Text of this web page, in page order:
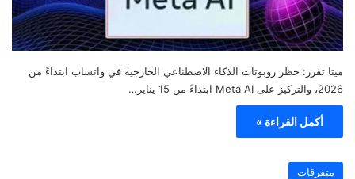
ميتا تقرر: حظر روبوتات الذكاء الاصطناعي الخارجية في واتساب ابتداءً من
2026، والتركيز على Meta AI ابتداءً من 15 يناير…
أكمل القراءة »
متفرقات